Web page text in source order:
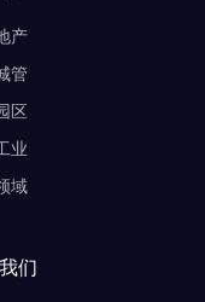
产
管
区
业
域
们